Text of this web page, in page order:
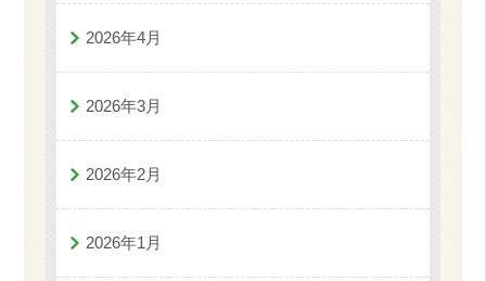
2026年4月
2026年3月
2026年2月
2026年1月